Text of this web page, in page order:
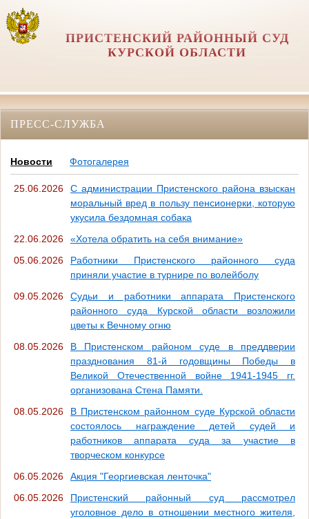
ПРИСТЕНСКИЙ РАЙОННЫЙ СУД
КУРСКОЙ ОБЛАСТИ
ПРЕСС-СЛУЖБА
Новости Фотогалерея
25.06.2026
С администрации Пристенского района взыскан
моральный вред в пользу пенсионерки, которую
укусила бездомная собака
22.06.2026
«Хотела обратить на себя внимание»
05.06.2026
Работники Пристенского районного суда
приняли участие в турнире по волейболу
09.05.2026
Судьи и работники аппарата Пристенского
районного суда Курской области возложили
цветы к Вечному огню
08.05.2026
В Пристенском районом суде в преддверии
празднования 81-й годовщины Победы в
Великой Отечественной войне 1941-1945 гг.
организована Стена Памяти.
08.05.2026
В Пристенском районном суде Курской области
состоялось награждение детей судей и
работников аппарата суда за участие в
творческом конкурсе
06.05.2026
Акция "Георгиевская ленточка"
06.05.2026
Пристенский районный суд рассмотрел
уголовное дело в отношении местного жителя,